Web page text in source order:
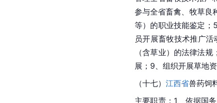
参与全省畜禽、牧草良
等）的职业技能鉴定；
员开展畜牧技术推广
（含草业）的法律法
展；9、组织开展草地
（十七） 江西省兽药饲
主要职责：1、依据国